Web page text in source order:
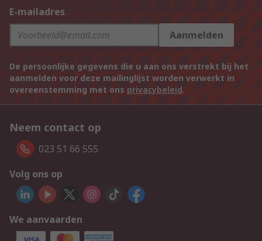
E-mailadres
Aanmelden
De persoonlijke gegevens die u aan ons verstrekt bij het
aanmelden voor deze mailinglijst worden verwerkt in
overeenstemming met ons privacybeleid.
Neem contact op
023 51 66 555
Volg ons op
We aanvaarden